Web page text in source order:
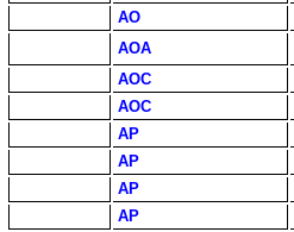
AO
AOA
AOC
AOC
AP
AP
AP
AP